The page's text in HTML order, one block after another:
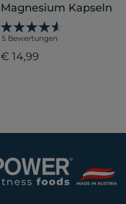
Magnesium Kapseln
5 Bewertungen
€ 14,99